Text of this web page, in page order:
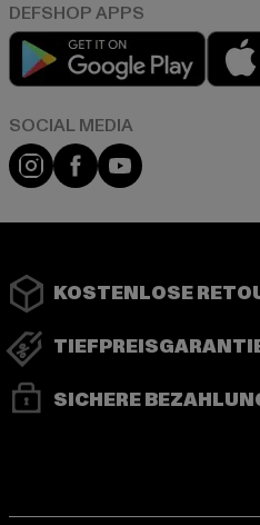
Play
Instagram
FacebookYouTube
KOSTENLOSE
SICHERE